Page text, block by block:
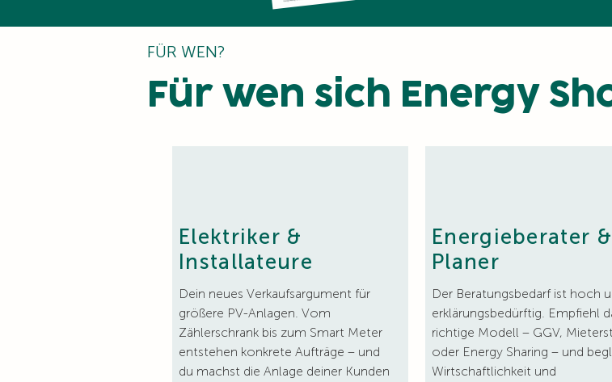
FÜR WEN?
Für wen sich Energy
Elektriker &
Installateure
Dein neues Verkaufsargument für
größere PV-Anlagen. Vom
Zählerschrank bis zum Smart Meter
entstehen konkrete Aufträge – und
du machst die Anlage deiner Kunden
Energieberater &
Planer
Der Beratungsbedarf ist hoch
erklärungsbedürftig. Empfiehl
richtige Modell – GGV,
oder Energy Sharing – und
Wirtschaftlichkeit und